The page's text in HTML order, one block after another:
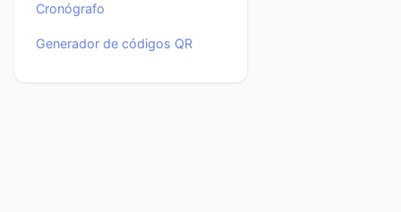
Cronógrafo
Generador de códigos QR